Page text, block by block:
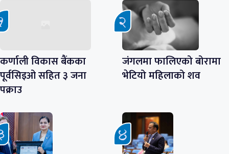
कर्णाली विकास बैंकका
पूर्वसिइओ सहित ३ जना
पक्राउ
जंगलमा फालिएको बोरामा
भेटियो महिलाको शव